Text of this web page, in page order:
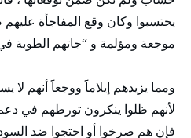
يحتسبوا وكان وقع المفاجأة
موجعة ومؤلمة و “جاتهم الطوبة
ومما يزيدهم إيلاماََ ووجعاََ أنهم لا
لأنهم ظلوا ينكرون تورطهم في دعم
فإن هم صرخوا أو احتجوا ضد